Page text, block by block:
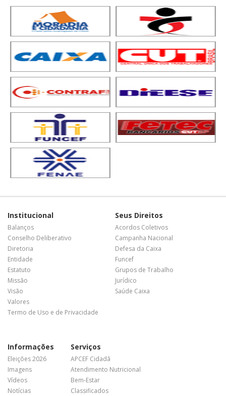
Institucional
Balanços
Conselho Deliberativo
Diretoria
Entidade
Estatuto
Missão
Visão
Valores
Termo de Uso e de Privacidade
Seus Direitos
Acordos Coletivos
Campanha Nacional
Defesa da Caixa
Funcef
Grupos de Trabalho
Jurídico
Saúde Caixa
Informações
Eleições 2026
Imagens
Vídeos
Notícias
Serviços
APCEF Cidadã
Atendimento Nutricional
Bem-Estar
Classificados